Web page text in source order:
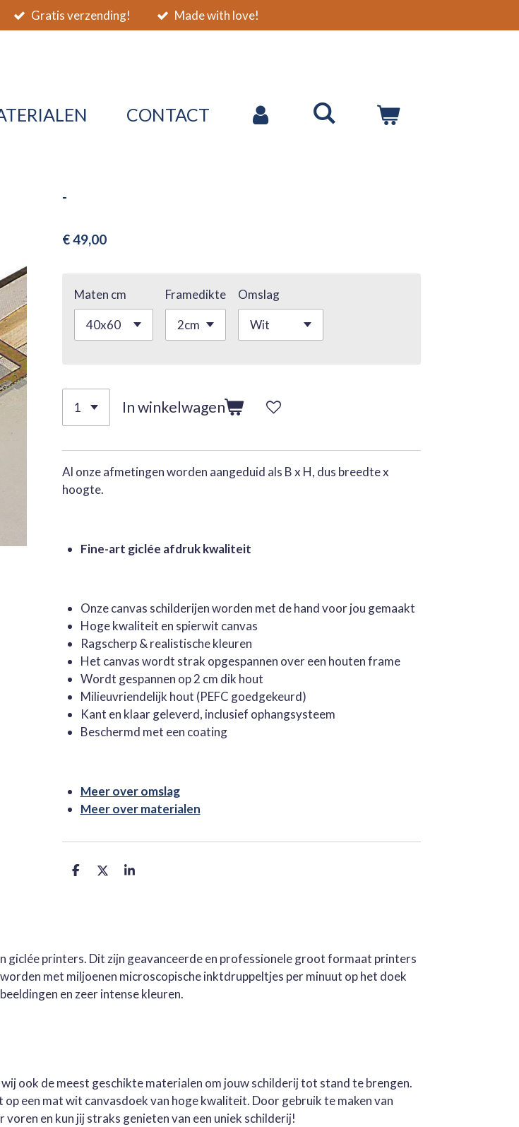
Gratis verzending! Made with love!
CONTACT
-
€ 49,00
Maten cm Framedikte Omslag
In winkelwagen
Al onze afmetingen worden aangeduid als B x H, dus breedte x
hoogte.
Fine-art giclée afdruk kwaliteit
Onze canvas schilderijen worden met de hand voor jou gemaakt
Hoge kwaliteit en spierwit canvas
Ragscherp & realistische kleuren
Het canvas wordt strak opgespannen over een houten frame
Wordt gespannen op 2 cm dik hout
Milieuvriendelijk hout (PEFC goedgekeurd)
Kant en klaar geleverd, inclusief ophangsysteem
Beschermd met een coating
Meer over omslag
Meer over materialen
D
D
S
giclée printers. Dit zijn geavanceerde en professionele groot formaat printers
met miljoenen microscopische inktdruppeltjes per minuut op het doek
en zeer intense kleuren.
ook de meest geschikte materialen om jouw schilderij tot stand te brengen.
een mat wit canvasdoek van hoge kwaliteit. Door gebruik te maken van
en kun jij straks genieten van een uniek schilderij!